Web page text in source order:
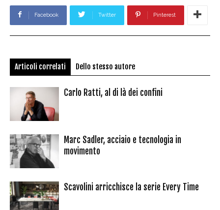
Facebook Twitter Pinterest
Articoli correlati Dello stesso autore
Carlo Ratti, al di là dei confini
Marc Sadler, acciaio e tecnologia in
movimento
Scavolini arricchisce la serie Every Time